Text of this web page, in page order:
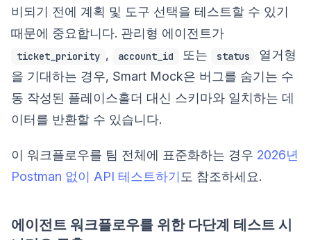
비되기 전에 계획 및 도구 선택을 테스트할 수 있기
때문에 중요합니다. 관리형 에이전트가
ticket_priority , account_id 또는 status
열거형
을 기대하는 경우, Smart Mock은 버그를 숨기는 수
동 작성된 플레이스홀더 대신 스키마와 일치하는 데
이터를 반환할 수 있습니다.
이 워크플로우를 팀 전체에 표준화하는 경우 2026년
Postman 없이 API 테스트하기도 참조하세요.
에이전트 워크플로우를 위한 다단계 테스트 시